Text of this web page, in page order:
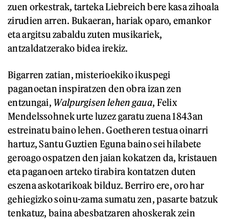
zuen orkestrak, tarteka Liebreich bere kasa zihoala
zirudien arren. Bukaeran, hariak oparo, emankor
eta argitsu zabaldu zuten musikariek,
antzaldatzerako bidea irekiz.
Bigarren zatian, misterioekiko ikuspegi
paganoetan inspiratzen den obra izan zen
entzungai, Walpurgisen lehen gaua, Felix
Mendelssohnek urte luzez garatu zuena 1843an
estreinatu baino lehen. Goetheren testua oinarri
hartuz, Santu Guztien Eguna baino sei hilabete
geroago ospatzen den jaian kokatzen da, kristauen
eta paganoen arteko tirabira kontatzen duten
eszena askotarikoak bilduz. Berriro ere, oro har
gehiegizko soinu-zama sumatu zen, pasarte batzuk
tenkatuz, baina abesbatzaren ahoskerak zein